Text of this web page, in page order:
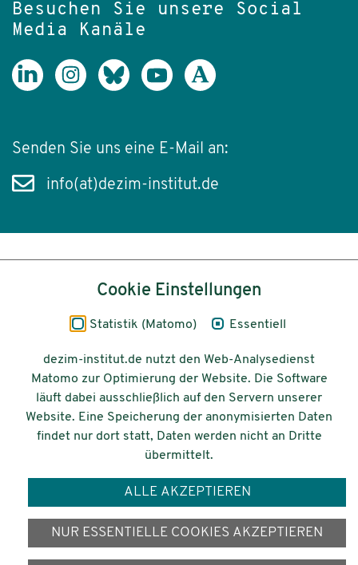
Besuchen Sie unsere Social
Media Kanäle
Senden Sie uns eine E-Mail an:
info(at)dezim-institut.de
Impressum
Datenschutz
Barrierefreiheit
© 2026 Deutsches Zentrum für
Integrations-
und Migrationsforschung DeZIM e.V.
Cookie Einstellungen
Statistik (Matomo) Essentiell
dezim-institut.de nutzt den Web-Analysedienst
Matomo zur Optimierung der Website. Die Software
läuft dabei ausschließlich auf den Servern unserer
Website. Eine Speicherung der anonymisierten Daten
findet nur dort statt, Daten werden nicht an Dritte
übermittelt.
ALLE AKZEPTIEREN
NUR ESSENTIELLE COOKIES AKZEPTIEREN